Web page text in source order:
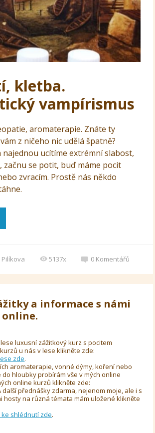
kletba.
vampírismus
aromaterapie. Znáte ty
z ničeho nic udělá špatně?
najednou ucítíme extrémní slabost,
začnu se potit, buď máme pocit
zvracím. Prostě nás někdo
5137x 0 Komentářů
a informace s námi
online.
luxusní zážitkový kurz s pocitem
u nás v lese klikněte zde:
zde.
aromaterapie, vonné dýmy, koření nebo
do hloubky probírám vše v mých online
online kurzů klikněte zde:
další přednášky zdarma, nejenom moje, ale i s
hosty na různá témata mám uložené klikněte
shlédnutí zde.